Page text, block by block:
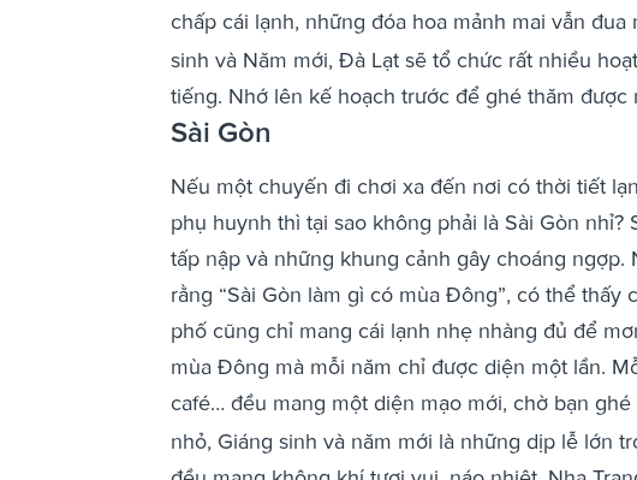
chấp cái lạnh, những đóa hoa mảnh mai vẫn đua
sinh và Năm mới, Đà Lạt sẽ tổ chức rất nhiều
tiếng. Nhớ lên kế hoạch trước để ghé thăm
Sài Gòn
Nếu một chuyến đi chơi xa đến nơi có thời tiết
phụ huynh thì tại sao không phải là Sài Gòn
tấp nập và những khung cảnh gây choáng
rằng “Sài Gòn làm gì có mùa Đông”, có thể thấy
phố cũng chỉ mang cái lạnh nhẹ nhàng đủ để
mùa Đông mà mỗi năm chỉ được diện một lần.
café… đều mang một diện mạo mới, chờ bạn ghé
nhỏ, Giáng sinh và năm mới là những dịp lễ lớn